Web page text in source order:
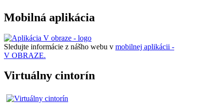
Mobilná aplikácia
Sledujte informácie z nášho webu v mobilnej aplikácii -
V OBRAZE.
Virtuálny cintorín